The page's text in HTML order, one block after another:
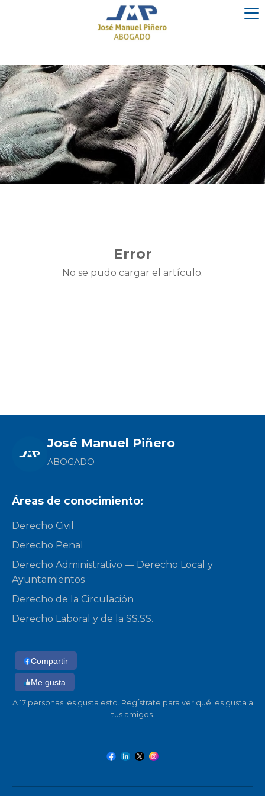
Error
No se pudo cargar el artículo.
José Manuel Piñero
ABOGADO
Áreas de conocimiento:
Derecho Civil
Derecho Penal
Derecho Administrativo — Derecho Local y
Ayuntamientos
Derecho de la Circulación
Derecho Laboral y de la SS.SS.
Compartir
Me gusta
A 17 personas les gusta esto. Regístrate para ver qué les gusta a
tus amigos.